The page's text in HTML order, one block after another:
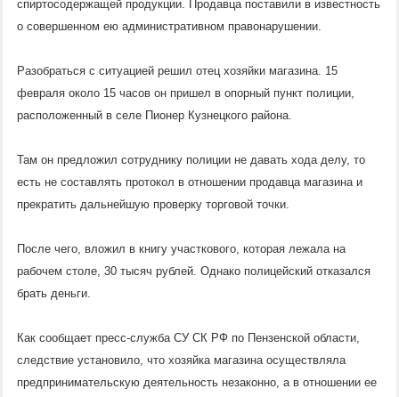
спиртосодержащей продукции. Продавца поставили в известность
о совершенном ею административном правонарушении.
Разобраться с ситуацией решил отец хозяйки магазина. 15
февраля около 15 часов он пришел в опорный пункт полиции,
расположенный в селе Пионер Кузнецкого района.
Там он предложил сотруднику полиции не давать хода делу, то
есть не составлять протокол в отношении продавца магазина и
прекратить дальнейшую проверку торговой точки.
После чего, вложил в книгу участкового, которая лежала на
рабочем столе, 30 тысяч рублей. Однако полицейский отказался
брать деньги.
Как сообщает пресс-служба СУ СК РФ по Пензенской области,
следствие установило, что хозяйка магазина осуществляла
предпринимательскую деятельность незаконно, а в отношении ее